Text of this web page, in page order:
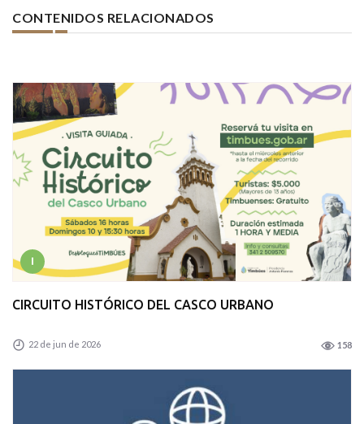
CONTENIDOS RELACIONADOS
I
CIRCUITO HISTÓRICO DEL CASCO URBANO
22 de jun de 2026 158